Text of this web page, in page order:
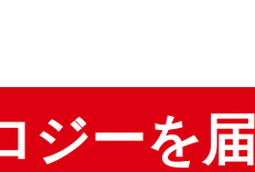
ジーを届